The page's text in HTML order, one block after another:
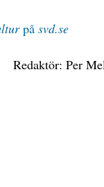
påsvd.se
Redaktör: Per